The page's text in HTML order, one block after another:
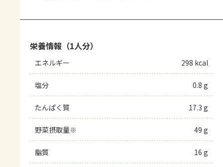
栄養情報（1人分）
エネルギー 298 kcal
塩分 0.8 g
たんぱく質 17.3 g
野菜摂取量※ 49 g
脂質 16 g